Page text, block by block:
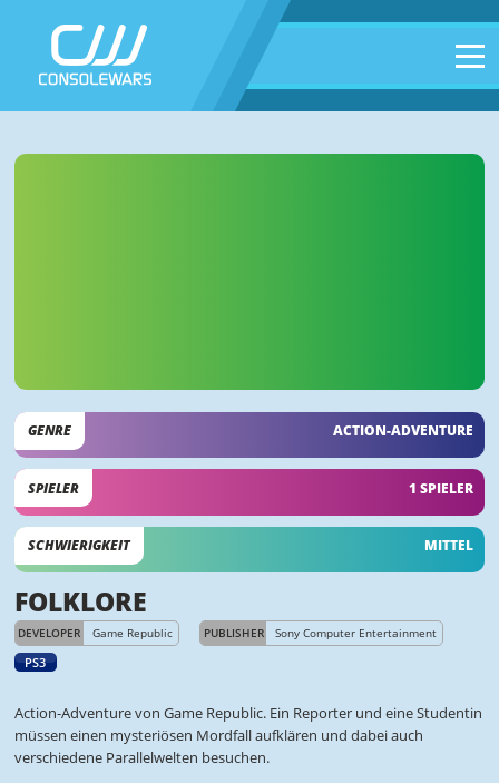
GENRE ACTION-ADVENTURE
SPIELER 1 SPIELER
SCHWIERIGKEIT MITTEL
FOLKLORE
DEVELOPER Game Republic PUBLISHER Sony Computer Entertainment
PS3
Action-Adventure von Game Republic. Ein Reporter und eine Studentin
müssen einen mysteriösen Mordfall aufklären und dabei auch
verschiedene Parallelwelten besuchen.